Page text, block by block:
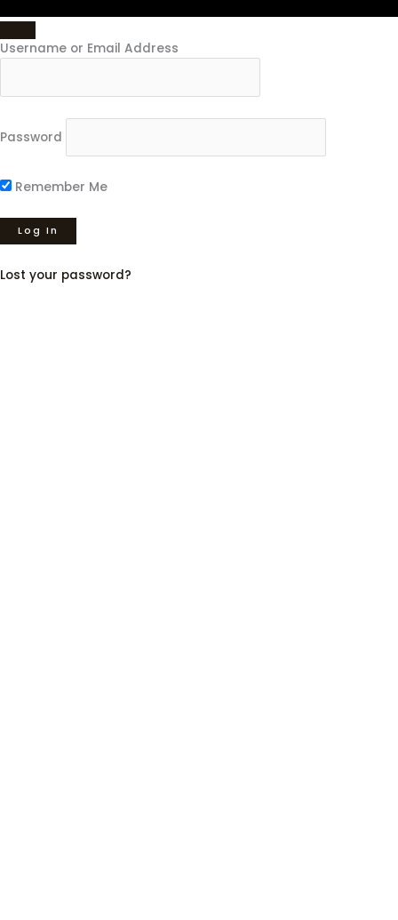
Username or Email Address
Password
Remember Me
Lost your password?